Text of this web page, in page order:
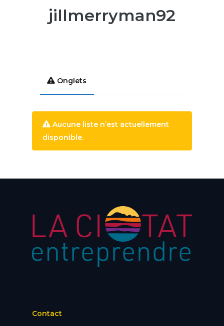
jillmerryman92
Onglets
Aucune liste n’est actuellement
disponible.
Contact